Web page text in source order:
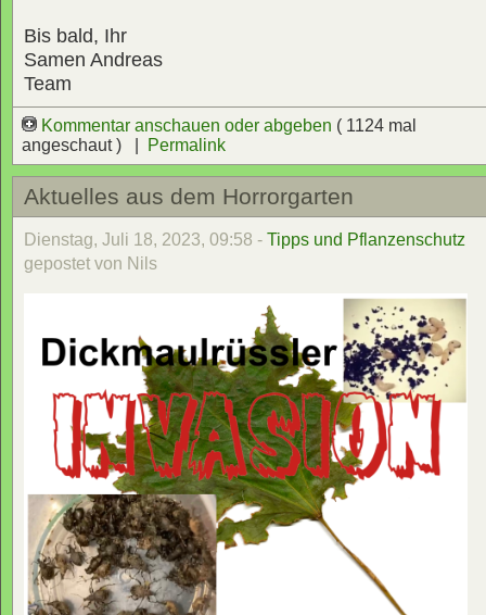
Bis bald, Ihr
Samen Andreas
Team
Kommentar anschauen oder abgeben ( 1124 mal
angeschaut ) |
Permalink
Aktuelles aus dem Horrorgarten
Dienstag, Juli 18, 2023, 09:58 - Tipps und Pflanzenschutz
gepostet von Nils